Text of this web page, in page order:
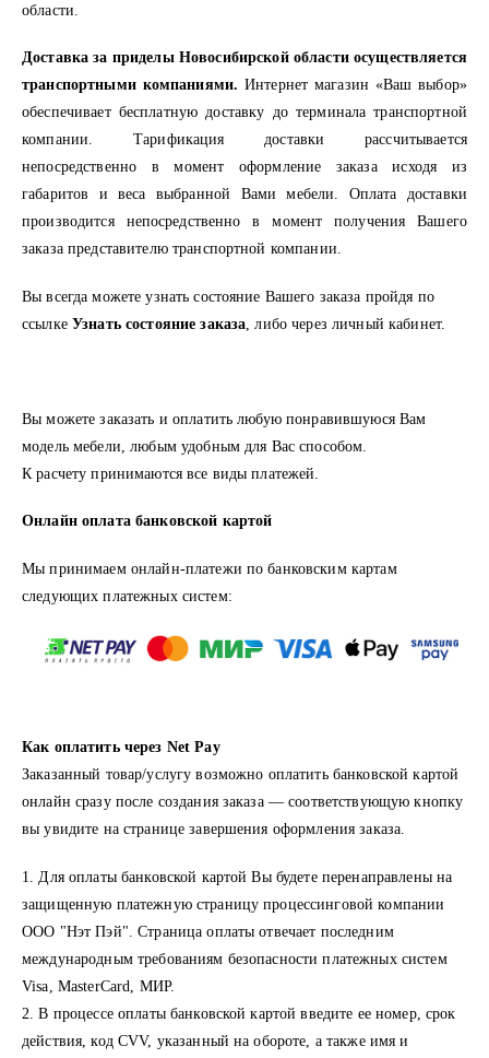
области.
Доставка за приделы Новосибирской области осуществляется
транспортными компаниями.Интернет магазин «Ваш выбор»
обеспечивает бесплатную доставку до терминала транспортной
компании. Тарификация доставки рассчитывается
непосредственно в момент оформление заказа исходя из
габаритов и веса выбранной Вами мебели. Оплата доставки
производится непосредственно в момент получения Вашего
заказа представителю транспортной компании.
Вы всегда можете узнать состояние Вашего заказа пройдя по
ссылке Узнать состояние заказа , либо через личный кабинет.
Вы можете заказать и оплатить любую понравившуюся Вам
модель мебели, любым удобным для Вас способом.
К расчету принимаются все виды платежей.
Онлайн оплата банковской картой
Мы принимаем онлайн-платежи по банковским картам
cледующих платежных систем:
Как оплатить через Net Pay
Заказанный товар/услугу возможно оплатить банковской картой
онлайн сразу после создания заказа — соответствующую кнопку
вы увидите на странице завершения оформления заказа.
1. Для оплаты банковской картой Вы будете перенаправлены на
защищенную платежную страницу процессинговой компании
ООО "Нэт Пэй". Страница оплаты отвечает последним
международным требованиям безопасности платежных систем
Visa, MasterCard, МИР.
2. В процессе оплаты банковской картой введите ее номер, срок
действия, код CVV, указанный на обороте, а также имя и